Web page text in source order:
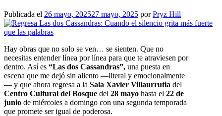
Publicada el 26 mayo, 202527 mayo, 2025 porPryz Hill
Hay obras que no solo se ven… se sienten. Que no
necesitas entender línea por línea para que te atraviesen por
dentro. Así es “Las dos Cassandras”, una puesta en
escena que me dejó sin aliento —literal y emocionalmente
— y que ahora regresa a la Sala Xavier Villaurrutia del
Centro Cultural del Bosque del 28 mayo hasta el 22 de
junio de miércoles a domingo con una segunda temporada
que promete ser igual de poderosa.